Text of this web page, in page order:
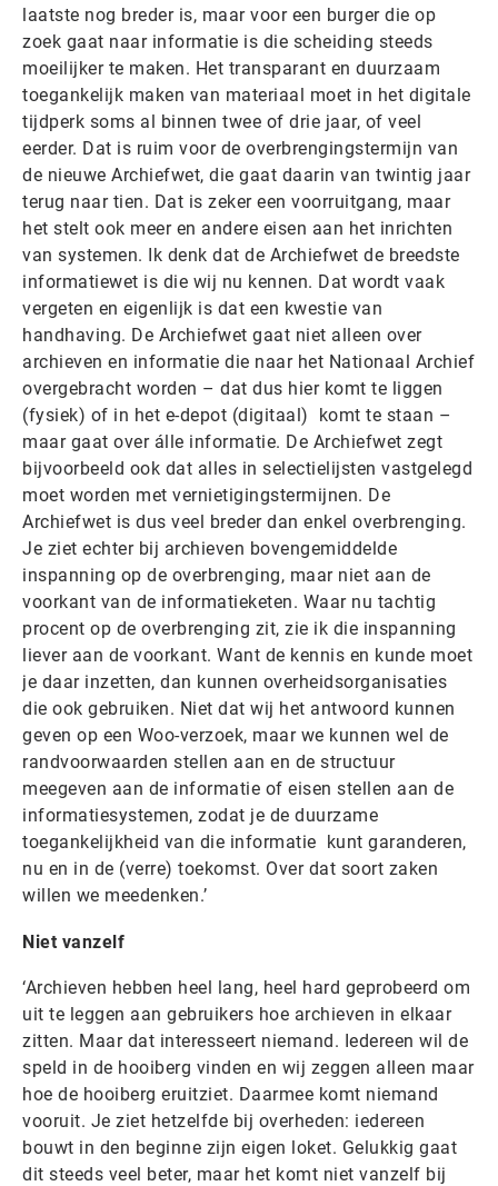
laatste nog breder is, maar voor een burger die op
zoek gaat naar informatie is die scheiding steeds
moeilijker te maken. Het transparant en duurzaam
toegankelijk maken van materiaal moet in het digitale
tijdperk soms al binnen twee of drie jaar, of veel
eerder. Dat is ruim voor de overbrengingstermijn van
de nieuwe Archiefwet, die gaat daarin van twintig jaar
terug naar tien. Dat is zeker een voorruitgang, maar
het stelt ook meer en andere eisen aan het inrichten
van systemen. Ik denk dat de Archiefwet de breedste
informatiewet is die wij nu kennen. Dat wordt vaak
vergeten en eigenlijk is dat een kwestie van
handhaving. De Archiefwet gaat niet alleen over
archieven en informatie die naar het Nationaal Archief
overgebracht worden – dat dus hier komt te liggen
(fysiek) of in het e-depot (digitaal) komt te staan –
maar gaat over álle informatie. De Archiefwet zegt
bijvoorbeeld ook dat alles in selectielijsten vastgelegd
moet worden met vernietigingstermijnen. De
Archiefwet is dus veel breder dan enkel overbrenging.
Je ziet echter bij archieven bovengemiddelde
inspanning op de overbrenging, maar niet aan de
voorkant van de informatieketen. Waar nu tachtig
procent op de overbrenging zit, zie ik die inspanning
liever aan de voorkant. Want de kennis en kunde moet
je daar inzetten, dan kunnen overheidsorganisaties
die ook gebruiken. Niet dat wij het antwoord kunnen
geven op een Woo-verzoek, maar we kunnen wel de
randvoorwaarden stellen aan en de structuur
meegeven aan de informatie of eisen stellen aan de
informatiesystemen, zodat je de duurzame
toegankelijkheid van die informatie kunt garanderen,
nu en in de (verre) toekomst. Over dat soort zaken
willen we meedenken.’
Niet vanzelf
‘Archieven hebben heel lang, heel hard geprobeerd om
uit te leggen aan gebruikers hoe archieven in elkaar
zitten. Maar dat interesseert niemand. Iedereen wil de
speld in de hooiberg vinden en wij zeggen alleen maar
hoe de hooiberg eruitziet. Daarmee komt niemand
vooruit. Je ziet hetzelfde bij overheden: iedereen
bouwt in den beginne zijn eigen loket. Gelukkig gaat
dit steeds veel beter, maar het komt niet vanzelf bij